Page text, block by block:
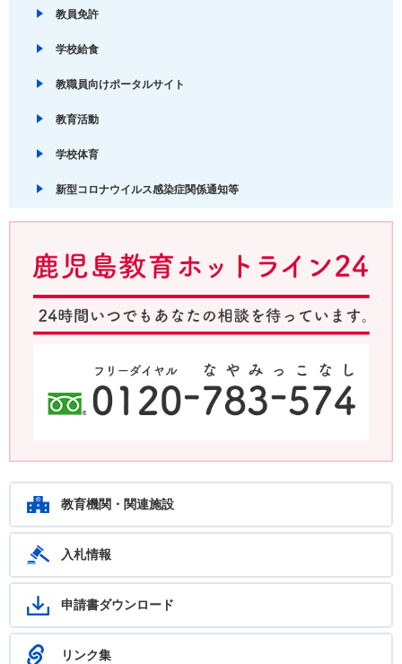
教員免許
学校給食
教職員向けポータルサイト
教育活動
学校体育
新型コロナウイルス感染症関係通知等
鹿児島教育ホットライン24 24時間いつでもあなたの相談を待ってい
ます。フリーダイヤル：0120-783-574
教育機関・関連施設
入札情報
申請書ダウンロード
リンク集